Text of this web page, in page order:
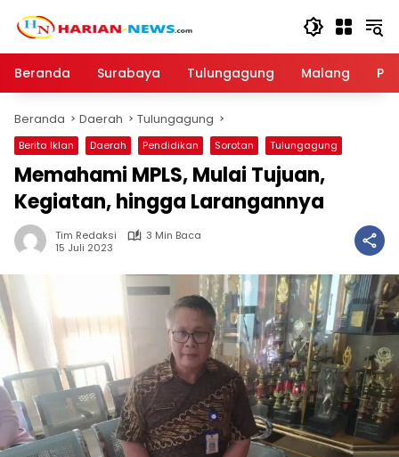
Beranda
Surabaya Tulungagung Malang
Beranda Daerah Tulungagung
Berita Iklan Daerah Pendidikan Sorotan Tulungagung
Memahami MPLS, Mulai Tujuan,
Kegiatan, hingga Larangannya
Tim Redaksi
3 Min Baca
15 Juli 2023